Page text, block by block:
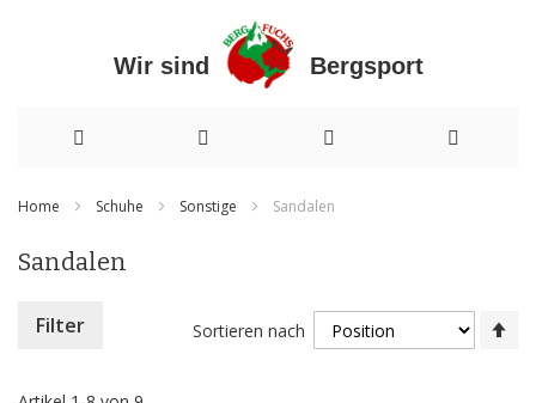
Wir sind Bergsport
Inhalt
Home Schuhe Sonstige Sandalen
Sandalen
Sortieren nach
Filter